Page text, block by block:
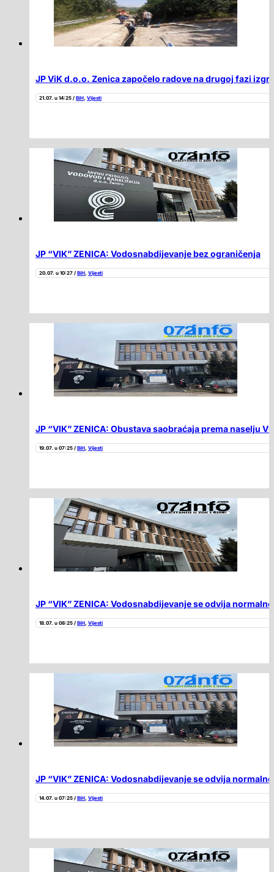
JP ViK d.o.o. Zenica započelo radove na drugoj fazi
21.07. u 14:25 / BiH, Vijesti
JP “VIK” ZENICA: Vodosnabdijevanje bez ograničenja
20.07. u 10:27 / BiH, Vijesti
JP “VIK” ZENICA: Obustava saobraćaja prema naselju
19.07. u 07:25 / BiH, Vijesti
JP “VIK” ZENICA: Vodosnabdijevanje se odvija
18.07. u 08:25 / BiH, Vijesti
JP “VIK” ZENICA: Vodosnabdijevanje se odvija
14.07. u 07:25 / BiH, Vijesti